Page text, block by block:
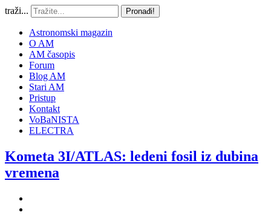
traži... Pronađi!
Astronomski magazin
O AM
AM časopis
Forum
Blog AM
Stari AM
Pristup
Kontakt
VoBaNISTA
ELECTRA
Kometa 3I/ATLAS: ledeni fosil iz dubina
vremena